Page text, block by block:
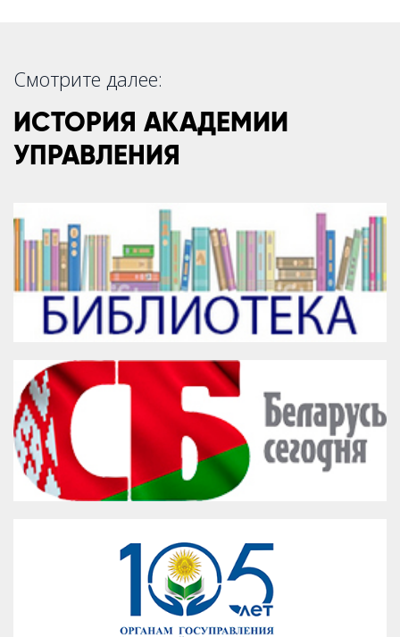
Смотрите далее:
ИСТОРИЯ АКАДЕМИИ
УПРАВЛЕНИЯ